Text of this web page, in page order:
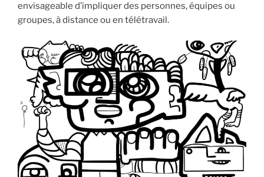
envisageable d’impliquer des personnes, équipes ou
groupes, à distance ou en télétravail.